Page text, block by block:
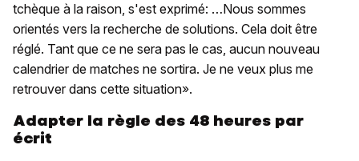
tchèque à la raison, s'est exprimé: …Nous sommes
orientés vers la recherche de solutions. Cela doit être
réglé. Tant que ce ne sera pas le cas, aucun nouveau
calendrier de matches ne sortira. Je ne veux plus me
retrouver dans cette situation».
Adapter la règle des 48 heures par
écrit